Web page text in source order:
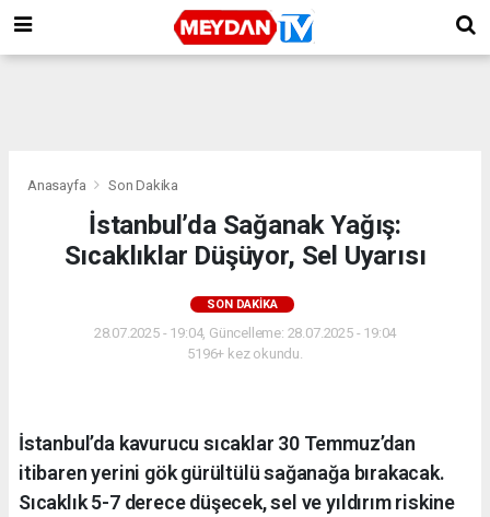
Anasayfa Son Dakika
İstanbul’da Sağanak Yağış:
Sıcaklıklar Düşüyor, Sel Uyarısı
SON DAKIKA
28.07.2025 - 19:04, Güncelleme: 28.07.2025 - 19:04
5196+ kez okundu.
İstanbul’da kavurucu sıcaklar 30 Temmuz’dan
itibaren yerini gök gürültülü sağanağa bırakacak.
Sıcaklık 5-7 derece düşecek, sel ve yıldırım riskine